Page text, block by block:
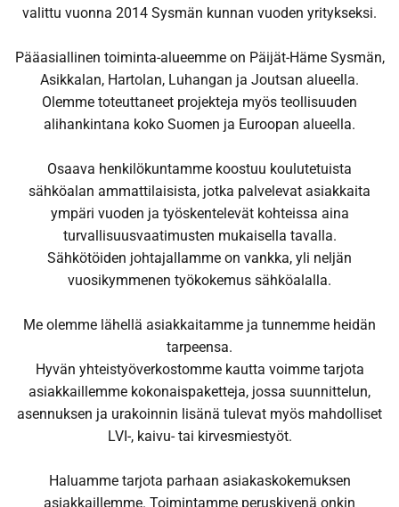
valittu vuonna 2014 Sysmän kunnan vuoden yritykseksi.
Pääasiallinen toiminta-alueemme on Päijät-Häme Sysmän,
Asikkalan, Hartolan, Luhangan ja Joutsan alueella.
Olemme toteuttaneet projekteja myös teollisuuden
alihankintana koko Suomen ja Euroopan alueella.
Osaava henkilökuntamme koostuu koulutetuista
sähköalan ammattilaisista, jotka palvelevat asiakkaita
ympäri vuoden ja työskentelevät kohteissa aina
turvallisuusvaatimusten mukaisella tavalla.
Sähkötöiden johtajallamme on vankka, yli neljän
vuosikymmenen työkokemus sähköalalla.
Me olemme lähellä asiakkaitamme ja tunnemme heidän
tarpeensa.
Hyvän yhteistyöverkostomme kautta voimme tarjota
asiakkaillemme kokonaispaketteja, jossa suunnittelun,
asennuksen ja urakoinnin lisänä tulevat myös mahdolliset
LVI-, kaivu- tai kirvesmiestyöt.
Haluamme tarjota parhaan asiakaskokemuksen
asiakkaillemme. Toimintamme peruskivenä onkin